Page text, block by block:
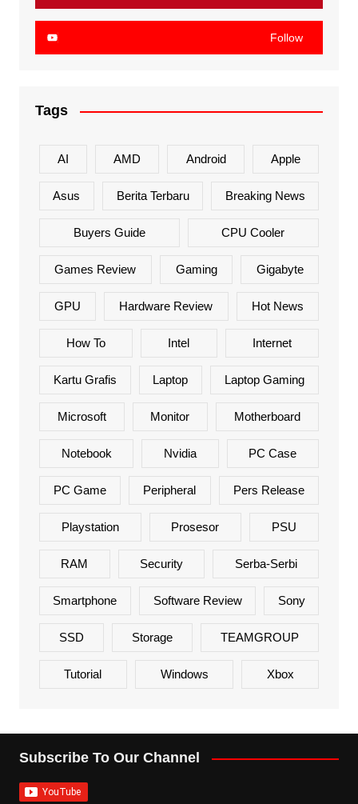
Follow
Tags
AI AMD Android Apple
Asus Berita Terbaru Breaking News
Buyers Guide CPU Cooler
Games Review Gaming Gigabyte
GPU Hardware Review Hot News
How To Intel Internet
Kartu Grafis Laptop Laptop Gaming
Microsoft Monitor Motherboard
Notebook Nvidia PC Case
PC Game Peripheral Pers Release
Playstation Prosesor PSU
RAM Security Serba-Serbi
Smartphone Software Review Sony
SSD Storage TEAMGROUP
Tutorial Windows Xbox
Subscribe To Our Channel